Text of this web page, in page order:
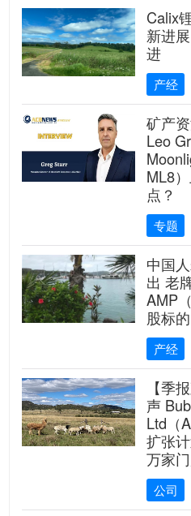
Calix
新进
进
产经
矿产
Leo
ML8
点？
专题
中国
出 老
AMP
股标的
产经
【季
声
Ltd（
扩张
万家
公司